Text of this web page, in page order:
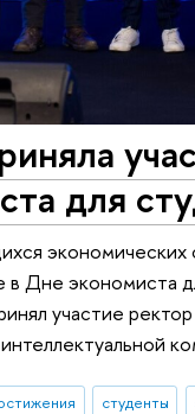
для
экономических
в Дне экономиста
участие
студенты